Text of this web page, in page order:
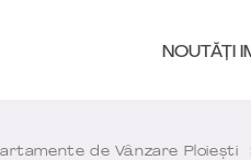
NOUTĂȚI
de Vânzare Ploieşti